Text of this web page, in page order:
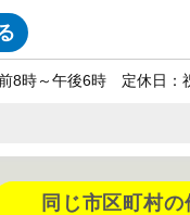
8時～午後6時 定休日：
同じ市区町村